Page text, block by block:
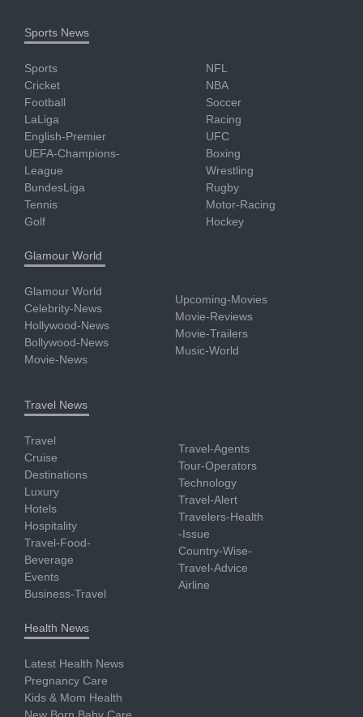
Sports News
Sports
Cricket
Football
LaLiga
English-Premier
UEFA-Champions-
League
BundesLiga
Tennis
Golf
NFL
NBA
Soccer
Racing
UFC
Boxing
Wrestling
Rugby
Motor-Racing
Hockey
Glamour World
Glamour World
Celebrity-News
Hollywood-News
Bollywood-News
Movie-News
Upcoming-Movies
Movie-Reviews
Movie-Trailers
Music-World
Travel News
Travel
Cruise
Destinations
Luxury
Hotels
Hospitality
Travel-Food-
Beverage
Events
Business-Travel
Travel-Agents
Tour-Operators
Technology
Travel-Alert
Travelers-Health
-Issue
Country-Wise-
Travel-Advice
Airline
Health News
Latest Health News
Pregnancy Care
Kids & Mom Health
New Born Baby Care